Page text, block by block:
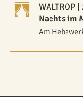
WALTROP |
Nachts im
Am